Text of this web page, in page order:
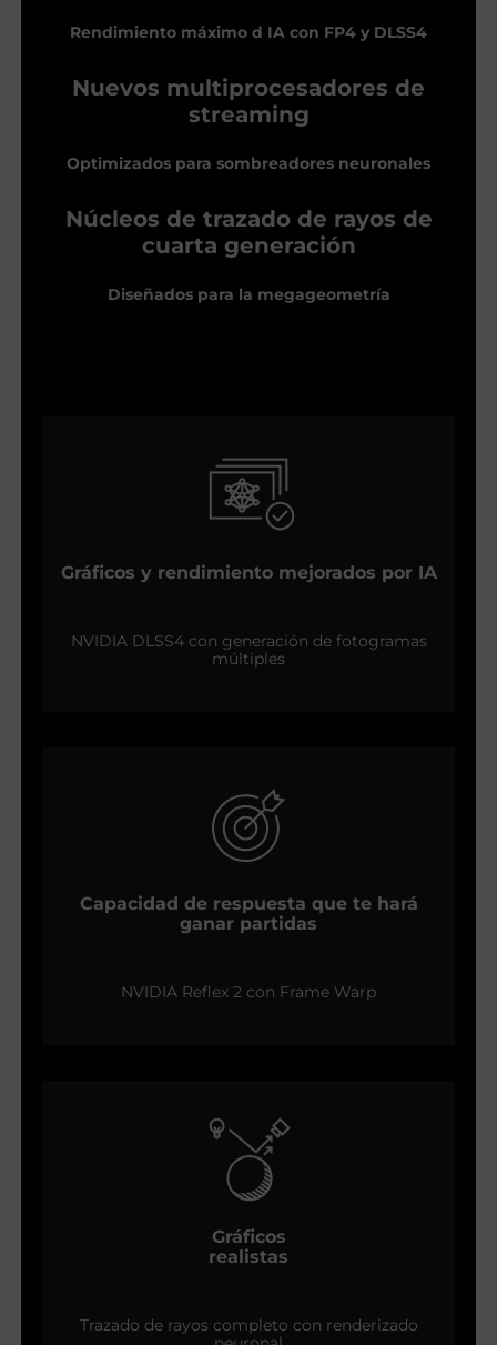
Rendimiento máximo d IA con FP4 y DLSS4
Nuevos multiprocesadores de
streaming
Optimizados para sombreadores neuronales
Núcleos de trazado de rayos de
cuarta generación
Diseñados para la megageometría
Gráficos y rendimiento mejorados por IA
NVIDIA DLSS4 con generación de fotogramas
múltiples
Capacidad de respuesta que te hará
ganar partidas
NVIDIA Reflex 2 con Frame Warp
Gráficos
realistas
Trazado de rayos completo con renderizado